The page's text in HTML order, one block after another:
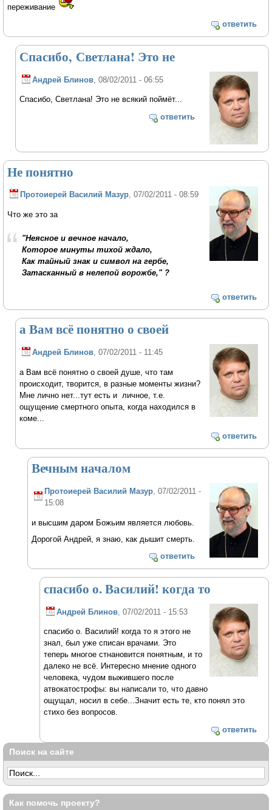
переживание
ответить
Спасибо, Светлана! Это не
Андрей Блинов , 08/02/2011 - 06:55
Спасибо, Светлана! Это не всякий поймёт...
ответить
Не понятно
Протоиерей Василий Мазур, 07/02/2011 - 08:59
Что же это за
"Неясное и вечное начало,
Которое минуты тихой ждало,
Как тайный знак и символ на гербе,
Затасканный в нелепой ворожбе," ?
ответить
а Вам всё понятно о своей
Андрей Блинов, 07/02/2011 - 11:45
а Вам всё понятно о своей душе, что там
происходит, творится, в разные моменты жизни?
Мне лично нет...тут есть и личное, т.е.
ощущение смертного опыта, когда находился в
коме...
ответить
Вечным началом
Протоиерей Василий Мазур, 07/02/2011 -
15:08
и высшим даром Божьим является любовь.
Дорогой Андрей, я знаю, как дышит смерть.
ответить
спасибо о. Василий! когда то
Андрей Блинов , 07/02/2011 - 15:53
спасибо о. Василий! когда то я этого не
знал, был уже списан врачами. Это
теперь многое стнановится понятным, и то
далеко не всё. Интересно мнение одного
человека, чудом выжившего после
атвокатострофы: вы написали то, что давно
ощущал, носил в себе...Значит есть те, кто понял это
стихо без вопросов.
ответить
Поиск на сайте
Как помочь проекту?